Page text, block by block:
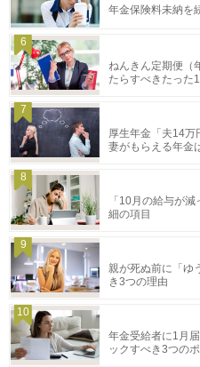
年金保険料未納を
6
ねんきん定期便（
たらすべきたった
7
厚生年金「夫14万
妻がもらえる年金
8
「10月の給与が
細の項目
9
親が死ぬ前に「ゆ
き3つの理由
10
年金受給者に1月
ックすべき3つの